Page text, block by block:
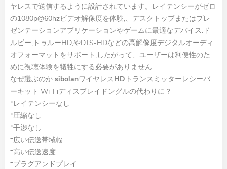
ヤレスで送信するように設計されています。レイテンシーがゼロ
の1080p@60hzビデオ解像度を体験,、デスクトップまたはプレ
ゼンテーションアプリケーションやゲームに最適なデバイス.ド
ルビー,トゥルーHD,やDTS-HDなどの高解像度デジタルオーディ
オフォーマットをサポート,したがって、ユーザーは利便性のた
めに視聴体験を犠牲にする必要がありません.
なぜ選ぶのか sibolanワイヤレスHDトランスミッターレシーバ
ーキット Wi-Fiディスプレイドングルの代わりに？
*レイテンシーなし
*圧縮なし
*干渉なし
*広い伝送帯域幅
*高い伝送速度
*プラグアンドプレイ